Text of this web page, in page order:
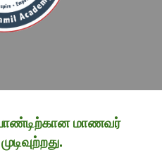
மாணவர்
முடிவுற்றது.